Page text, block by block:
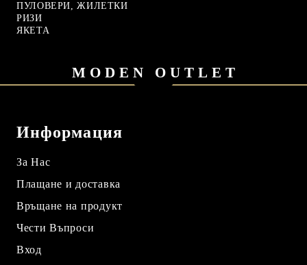
ПУЛОВЕРИ, ЖИЛЕТКИ
РИЗИ
ЯКЕТА
MODEN OUTLET
Информация
За Нас
Плащане и доставка
Връщане на продукт
Чести Въпроси
Вход